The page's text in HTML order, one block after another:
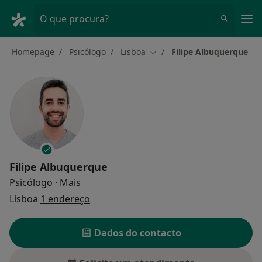
O que procura?
Homepage Psicólogo Lisboa Mudar de cidade
Filipe Albuquerque
Filipe Albuquerque
Psicólogo · Mais
Lisboa 1 endereço
Dados do contacto